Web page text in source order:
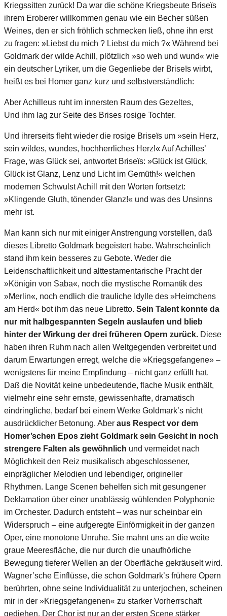
Kriegssitten zurück! Da war die schöne Kriegsbeute Briseïs
ihrem Eroberer willkommen genau wie ein Becher süßen
Weines, den er sich fröhlich schmecken ließ, ohne ihn erst
zu fragen: »Liebst du mich ? Liebst du mich ?« Während bei
Goldmark der wilde Achill, plötzlich »so weh und wund« wie
ein deutscher Lyriker, um die Gegenliebe der Briseïs wirbt,
heißt es bei Homer ganz kurz und selbstverständlich:
Aber Achilleus ruht im innersten Raum des Gezeltes,
Und ihm lag zur Seite des Brises rosige Tochter.
Und ihrerseits fleht wieder die rosige Briseïs um »sein Herz,
sein wildes, wundes, hochherrliches Herz!« Auf Achilles’
Frage, was Glück sei, antwortet Briseïs: »Glück ist Glück,
Glück ist Glanz, Lenz und Licht im Gemüth!« welchen
modernen Schwulst Achill mit den Worten fortsetzt:
»Klingende Gluth, tönender Glanz!« und was des Unsinns
mehr ist.
Man kann sich nur mit einiger Anstrengung vorstellen, daß
dieses Libretto Goldmark begeistert habe. Wahrscheinlich
stand ihm kein besseres zu Gebote. Weder die
Leidenschaftlichkeit und alttestamentarische Pracht der
»Königin von Saba«, noch die mystische Romantik des
»Merlin«, noch endlich die trauliche Idylle des »Heimchens
am Herd« bot ihm das neue Libretto. Sein Talent konnte da
nur mit halbgespannten Segeln auslaufen und blieb
hinter der Wirkung der drei früheren Opern zurück. Diese
haben ihren Ruhm nach allen Weltgegenden verbreitet und
darum Erwartungen erregt, welche die »Kriegsgefangene» –
wenigstens für meine Empfindung – nicht ganz erfüllt hat.
Daß die Novität keine unbedeutende, flache Musik enthält,
vielmehr eine sehr ernste, gewissenhafte, dramatisch
eindringliche, bedarf bei einem Werke Goldmark’s nicht
ausdrücklicher Betonung. Aber aus Respect vor dem
Homer’schen Epos zieht Goldmark sein Gesicht in noch
strengere Falten als gewöhnlich und vermeidet nach
Möglichkeit den Reiz musikalisch abgeschlossener,
einpräglicher Melodien und lebendiger, origineller
Rhythmen. Lange Scenen behelfen sich mit gesungener
Deklamation über einer unablässig wühlenden Polyphonie
im Orchester. Dadurch entsteht – was nur scheinbar ein
Widerspruch – eine aufgeregte Einförmigkeit in der ganzen
Oper, eine monotone Unruhe. Sie mahnt uns an die weite
graue Meeresfläche, die nur durch die unaufhörliche
Bewegung tieferer Wellen an der Oberfläche gekräuselt wird.
Wagner’sche Einflüsse, die schon Goldmark’s frühere Opern
berührten, ohne seine Individualität zu unterjochen, scheinen
mir in der »Kriegsgefangenen« zu starker Vorherrschaft
gediehen. Der Chor ist nur an der ersten Scene stärker